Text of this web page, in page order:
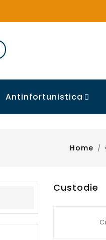

Antinfortunistica
Home
Custodie